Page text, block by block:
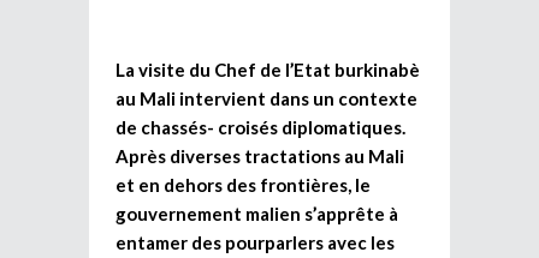
La visite du Chef de l’Etat burkinabè
au Mali intervient dans un contexte
de chassés- croisés diplomatiques.
Après diverses tractations au Mali
et en dehors des frontières, le
gouvernement malien s’apprête à
entamer des pourparlers avec les